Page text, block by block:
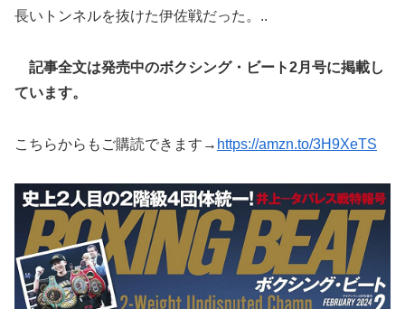
長いトンネルを抜けた伊佐戦だった。..
記事全文は発売中のボクシング・ビート2月号に掲載し
ています。
こちらからもご購読できます→ https://amzn.to/3H9XeTS